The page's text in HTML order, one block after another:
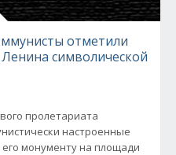
отметили
символической
пролетариата
настроенные
монументу на площади